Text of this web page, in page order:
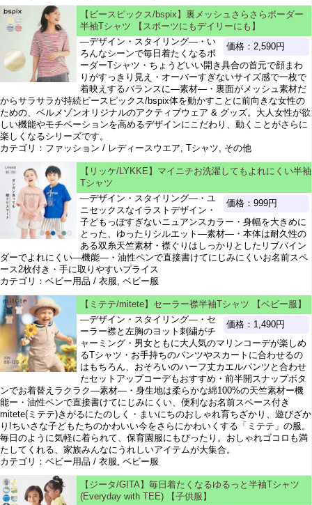
【ビースピックス/bspix】裏メッシュさらさらボーダー
半袖Tシャツ 【スポーツにもデイリーにも】
価格：2,590円
―デザイン・スタイリング―・い
ろんなシーンで毎日着たくなるボ
ーダーTシャツ・ちょうどいい開き具合の首元で顔まわ
りがすっきり見え・オーバーすぎないサイズ感で一枚で
着映えするバランスに―素材―・裏面がメッシュ素材だ
からサラサラが持続ビースピックス/bspix体を動かすことに前向きな女性の
ための、ベルメゾンオリジナルのアクティブウェア & グッズ。大人女性が欲
しい機能やモチベーションを高めるデザインにこだわり、動くことがさらに
楽しくなるシリーズです。
カテゴリ：ファッション / レディースウエア, Tシャツ, その他
【リッケ/LYKKE】マイニチお洗濯してもよれにくい半袖
Tシャツ
価格：999円
―デザイン・スタイリング―・ユ
ニセックスなイラストデザイン・
子どもっぽすぎないニュアンスカラー・身幅を大きめに
とった、ゆったりシルエット―素材―・本体は耐久性の
ある双糸天竺素材・襟ぐりはしっかりとしたリブバイン
ダーでよれにくい―機能―・油性ペンで直接書けてにじみにくいお名前スペ
ース2枚付き・手に取りやすいプライス
カテゴリ：ベビー用品 / 衣服, ベビー服
【ミテテ/mitete】セーラー襟半袖Tシャツ 【ベビー服】
価格：1,490円
―デザイン・スタイリング―・セ
ーラー襟と左胸のヨット刺繍がチ
ャーミング・男女ともに大人気のマリンコーデが楽しめ
るTシャツ・お手持ちのパンツやスカートに合わせるの
はもちろん、おそろいのハーフ丈カエルパンツと合わせ
たセットアップコーデもおすすめ・前半開スナップボタ
ンでお着替えラクラク―素材―・身生地は柔らかな綿100%の天竺素材ー機
能ー・油性ペンで直接書けてにじみにくい、便利なお名前スペース付き
mitete(ミテテ)きがるにたのしく・まいにちのおしゃれ育ちざかり、遊びざか
り!ちいさな子どもたちのかわいい今をさらにかわいくする「ミテテ」の服。
毎日のように気軽に着られて、保育園服にもぴったり。おしゃれゴコロも満
たしてくれる、家族みんなにうれしいアイテムが大集合。
カテゴリ：ベビー用品 / 衣服, ベビー服
【ジータ/GITA】毎日着たくなるゆるっと半袖Tシャツ
(Everyday with TEE) 【子供服】